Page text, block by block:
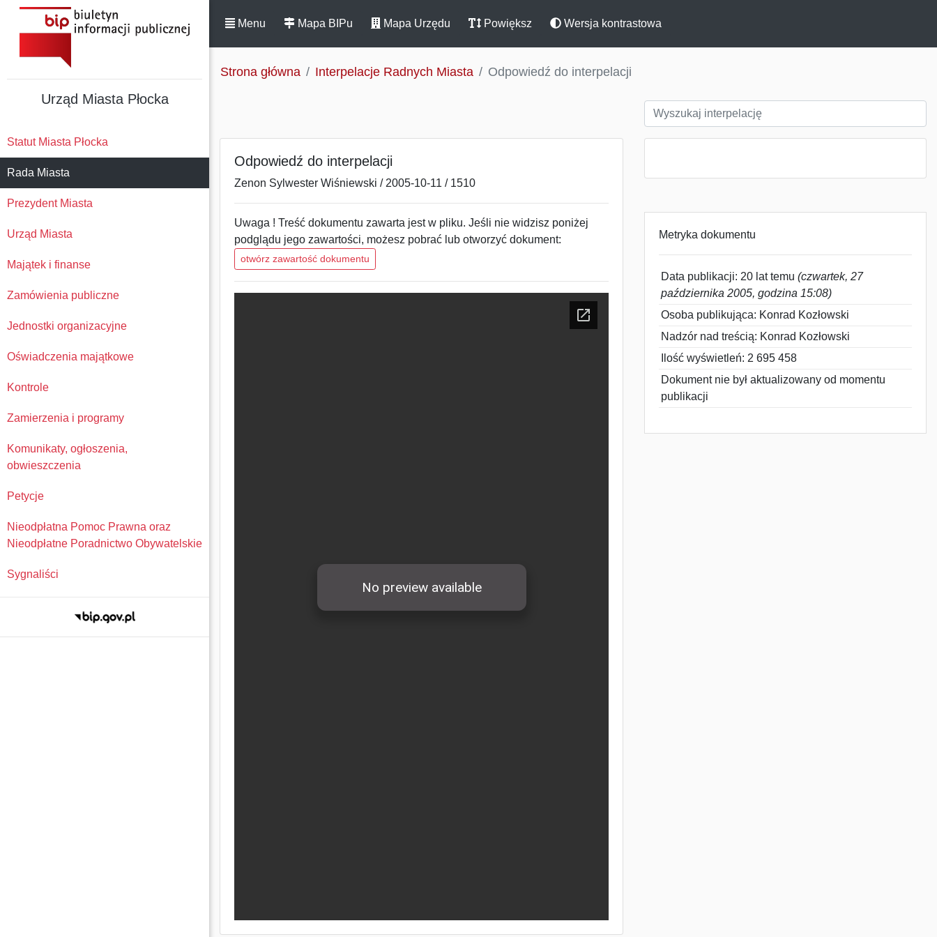
Urząd Miasta Płocka
Statut Miasta Płocka
Rada Miasta
Prezydent Miasta
Urząd Miasta
Majątek i finanse
Zamówienia publiczne
Jednostki organizacyjne
Oświadczenia majątkowe
Kontrole
Zamierzenia i programy
Komunikaty, ogłoszenia,
obwieszczenia
Petycje
Nieodpłatna Pomoc Prawna oraz
Nieodpłatne Poradnictwo Obywatelskie
Sygnaliści
Menu Mapa BIPu Mapa Urzędu Powiększ Wersja kontrastowa
Strona główna Interpelacje Radnych Miasta Odpowiedź do interpelacji
Odpowiedź do interpelacji
Zenon Sylwester Wiśniewski / 2005-10-11 / 1510
Uwaga ! Treść dokumentu zawarta jest w pliku. Jeśli nie widzisz poniżej
podglądu jego zawartości, możesz pobrać lub otworzyć dokument:
otwórz zawartość dokumentu
Metryka dokumentu
Data publikacji: 20 lat temu (czwartek, 27
października 2005, godzina 15:08)
Osoba publikująca: Konrad Kozłowski
Nadzór nad treścią: Konrad Kozłowski
Ilość wyświetleń: 2 695 458
Dokument nie był aktualizowany od momentu
publikacji